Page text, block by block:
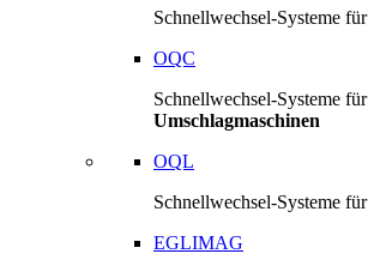
Schnellwechsel-Systeme für
OQC
Schnellwechsel-Systeme für
Umschlagmaschinen
OQL
Schnellwechsel-Systeme für
EGLIMAG